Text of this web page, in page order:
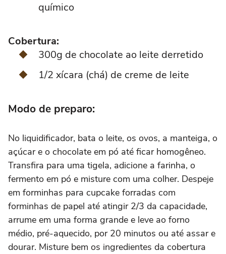
químico
Cobertura:
300g de chocolate ao leite derretido
1/2 xícara (chá) de creme de leite
Modo de preparo:
No liquidificador, bata o leite, os ovos, a manteiga, o
açúcar e o chocolate em pó até ficar homogêneo.
Transfira para uma tigela, adicione a farinha, o
fermento em pó e misture com uma colher. Despeje
em forminhas para cupcake forradas com
forminhas de papel até atingir 2/3 da capacidade,
arrume em uma forma grande e leve ao forno
médio, pré-aquecido, por 20 minutos ou até assar e
dourar. Misture bem os ingredientes da cobertura